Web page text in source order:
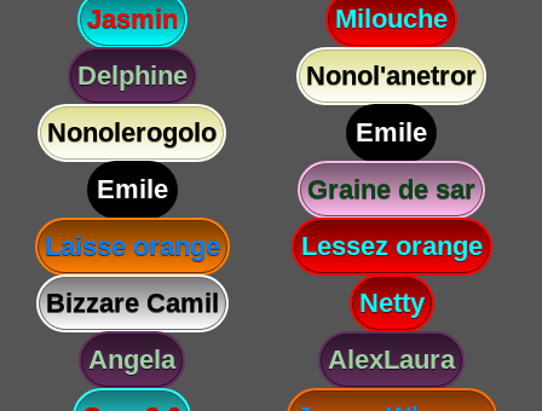
Jasmin
Milouche
Delphine
Nonol'anetror
Nonolerogolo
Emile
Emile
Graine de sar
Laisse orange
Lessez orange
Bizzare Camil
Netty
Angela
AlexLaura